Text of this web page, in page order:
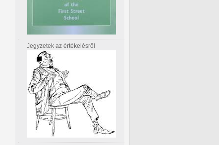
Jegyzetek az értékelésről